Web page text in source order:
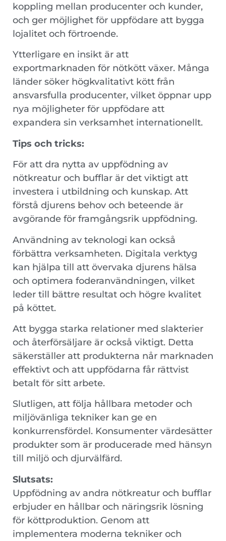
koppling mellan producenter och kunder,
och ger möjlighet för uppfödare att bygga
lojalitet och förtroende.
Ytterligare en insikt är att
exportmarknaden för nötkött växer. Många
länder söker högkvalitativt kött från
ansvarsfulla producenter, vilket öppnar upp
nya möjligheter för uppfödare att
expandera sin verksamhet internationellt.
Tips och tricks:
För att dra nytta av uppfödning av
nötkreatur och bufflar är det viktigt att
investera i utbildning och kunskap. Att
förstå djurens behov och beteende är
avgörande för framgångsrik uppfödning.
Användning av teknologi kan också
förbättra verksamheten. Digitala verktyg
kan hjälpa till att övervaka djurens hälsa
och optimera foderanvändningen, vilket
leder till bättre resultat och högre kvalitet
på köttet.
Att bygga starka relationer med slakterier
och återförsäljare är också viktigt. Detta
säkerställer att produkterna når marknaden
effektivt och att uppfödarna får rättvist
betalt för sitt arbete.
Slutligen, att följa hållbara metoder och
miljövänliga tekniker kan ge en
konkurrensfördel. Konsumenter värdesätter
produkter som är producerade med hänsyn
till miljö och djurvälfärd.
Slutsats:
Uppfödning av andra nötkreatur och bufflar
erbjuder en hållbar och näringsrik lösning
för köttproduktion. Genom att
implementera moderna tekniker och